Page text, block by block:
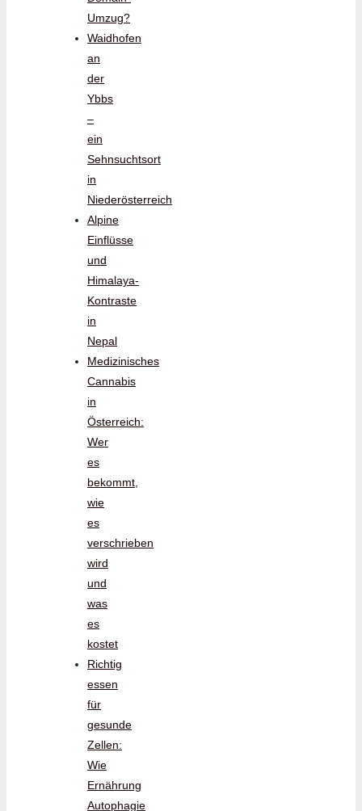
Umzug?
Waidhofen
an
der
Ybbs
–
ein
Sehnsuchtsort
in
Niederösterreich
Alpine
Einflüsse
und
Himalaya-
Kontraste
in
Nepal
Medizinisches
Cannabis
in
Österreich:
Wer
es
bekommt,
wie
es
verschrieben
wird
und
was
es
kostet
Richtig
essen
für
gesunde
Zellen:
Wie
Ernährung
Autophagie